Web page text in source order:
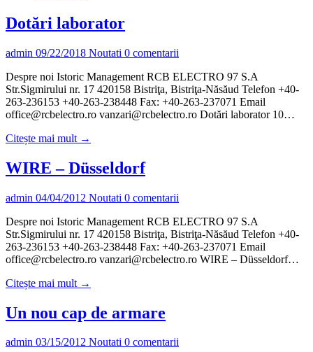
Dotări laborator
admin 09/22/2018 Noutati 0 comentarii
Despre noi Istoric Management RCB ELECTRO 97 S.A
Str.Sigmirului nr. 17 420158 Bistriţa, Bistriţa-Năsăud Telefon +40-
263-236153 +40-263-238448 Fax: +40-263-237071 Email
office@rcbelectro.ro vanzari@rcbelectro.ro Dotări laborator 10…
Citește mai mult →
WIRE – Düsseldorf
admin 04/04/2012 Noutati 0 comentarii
Despre noi Istoric Management RCB ELECTRO 97 S.A
Str.Sigmirului nr. 17 420158 Bistriţa, Bistriţa-Năsăud Telefon +40-
263-236153 +40-263-238448 Fax: +40-263-237071 Email
office@rcbelectro.ro vanzari@rcbelectro.ro WIRE – Düsseldorf…
Citește mai mult →
Un nou cap de armare
admin 03/15/2012 Noutati 0 comentarii